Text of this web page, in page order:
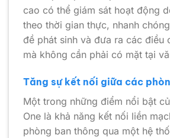
cao có thể giám sát hoạt động
theo thời gian thực, nhanh
đề phát sinh và đưa ra các điều
mà không cần phải có mặt tại
Tăng sự kết nối giữa các
Một trong những điểm nổi bật
One là khả năng kết nối liền
phòng ban thông qua một hệ